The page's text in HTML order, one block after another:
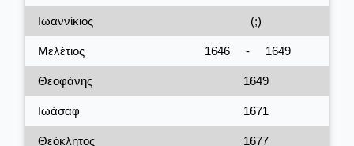
Ιωαννίκιος (;)
Μελέτιος 1646 - 1649
Θεοφάνης 1649
Ιωάσαφ 1671
Θεόκλητος 1677